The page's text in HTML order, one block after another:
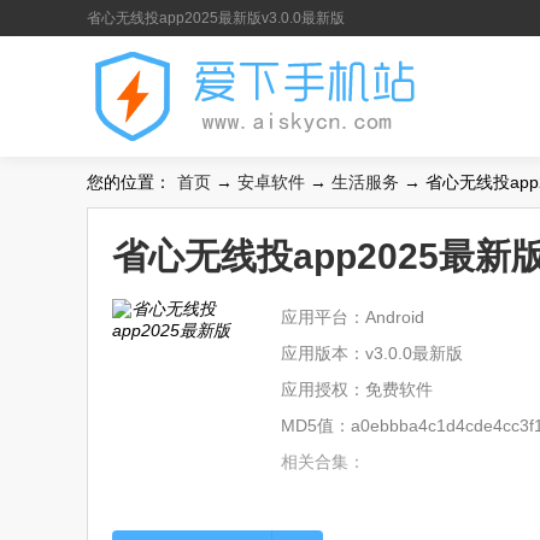
省心无线投app2025最新版v3.0.0最新版
您的位置： 首页 → 安卓软件 → 生活服务 → 省心无线投
省心无线投app2025最新
应用平台：Android
应用版本：v3.0.0最新版
应用授权：免费软件
MD5值：
相关合集：